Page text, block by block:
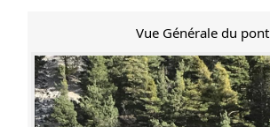
Vue Générale du pont